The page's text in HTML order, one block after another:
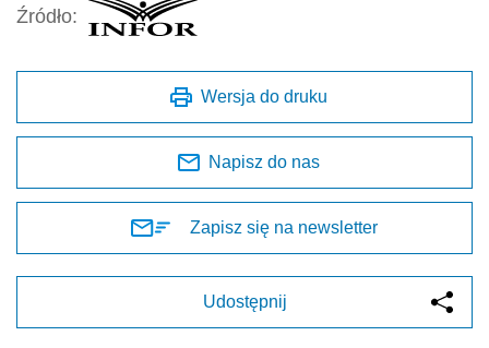
Źródło:
Wersja do druku
Napisz do nas
Zapisz się na newsletter
Udostępnij